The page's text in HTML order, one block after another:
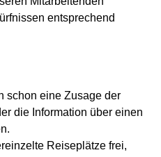
entsprechend
schon eine Zusage der
die Information über einen
Reiseplätze frei,